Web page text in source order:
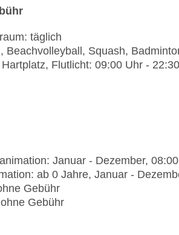
täglich
Beachvolleyball, Squash,
Hartplatz, Flutlicht: 09:00 Uhr -
Januar - Dezember,
ab 0 Jahre, Januar -
Gebühr
Gebühr